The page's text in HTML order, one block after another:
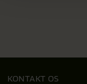
KONTAKT OS